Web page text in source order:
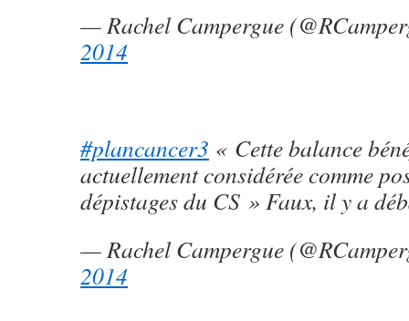
— Rachel Campergue
2014
#plancancer3 « Cette balance
actuellement considérée comme
dépistages du CS » Faux, il y a
— Rachel Campergue
2014